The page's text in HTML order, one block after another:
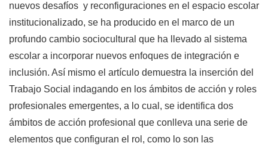
nuevos desafíos y reconfiguraciones en el espacio escolar
institucionalizado, se ha producido en el marco de un
profundo cambio sociocultural que ha llevado al sistema
escolar a incorporar nuevos enfoques de integración e
inclusión. Así mismo el artículo demuestra la inserción del
Trabajo Social indagando en los ámbitos de acción y roles
profesionales emergentes, a lo cual, se identifica dos
ámbitos de acción profesional que conlleva una serie de
elementos que configuran el rol, como lo son las